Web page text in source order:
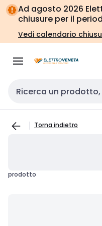
Vai alla
navigazione
Vai
alla
pagina
Ad agosto 2026
chiusure per il
Vedi calendario
Cerca input
Torna indietro
prodotto